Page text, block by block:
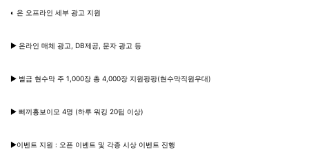
◐ 온 오프라인 세부 광고 지원
▶ 온라인 매체 광고, DB제공, 문자 광고 등
▶ 벌금 현수막 주 1,000장 총 4,000장 지원팡팡(현수막직원우대)
▶ 삐끼홍보이모 4명 (하루 워킹 20팀 이상)
▶이벤트 지원 : 오픈 이벤트 및 각종 시상 이벤트 진행